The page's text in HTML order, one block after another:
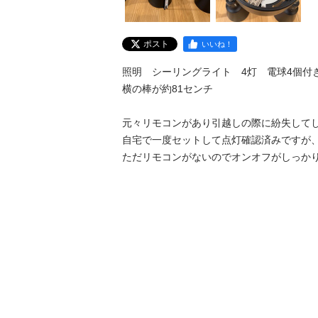
ポスト いいね！
照明　シーリングライト　4灯　電球4個付
横の棒が約81センチ
元々リモコンがあり引越しの際に紛失して
自宅で一度セットして点灯確認済みですが
ただリモコンがないのでオンオフがしっか